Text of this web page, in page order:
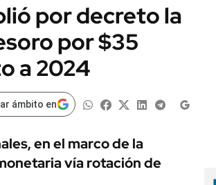
MUNDO
INFORMACIÓN GENERAL
AUTOS
por decreto la
por $35
a 2024
ámbito en
en el marco de la
vía rotación de